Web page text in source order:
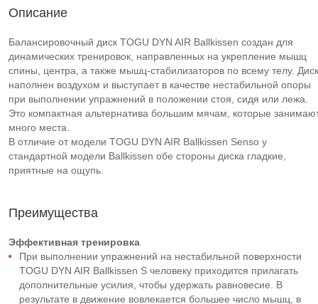
Описание
Балансировочный диск TOGU DYN AIR Ballkissen создан для
динамических тренировок, направленных на укрепление мышц
спины, центра, а также мышц-стабилизаторов по всему телу. Диск
наполнен воздухом и выступает в качестве нестабильной опоры
при выполнении упражнений в положении стоя, сидя или лежа.
Это компактная альтернатива большим мячам, которые
много места.
В отличие от модели TOGU DYN AIR Ballkissen Senso у
стандартной модели Ballkissen обе стороны диска гладкие,
приятные на ощупь.
Преимущества
Эффективная тренировка
Пpи выполнении упражнений на нестабильной поверхности
TOGU DYN AIR Ballkissen S человеку приходится прилагать
дополнительные усилия, чтобы удержать равновесие. В
результате в движение вовлекается большее число мышц, в